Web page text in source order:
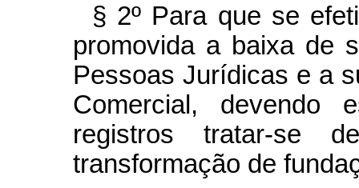
§ 2º Para que se
promovida a baixa de
Pessoas Jurídicas e a
Comercial, devendo
registros tratar-se
transformação de